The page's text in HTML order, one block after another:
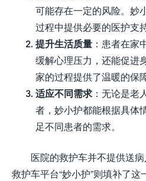
可能存在一定的风险。妙
过程中提供必要的医护支持
提升生活质量 ：患者在家
缓解心理压力，还能促进
家的过程提供了温暖的保障
适应不同需求 ：无论是老
者，妙小护都能根据具体
足不同患者的需求。
医院的救护车并不提供送
救护车平台“妙小护”则填补了